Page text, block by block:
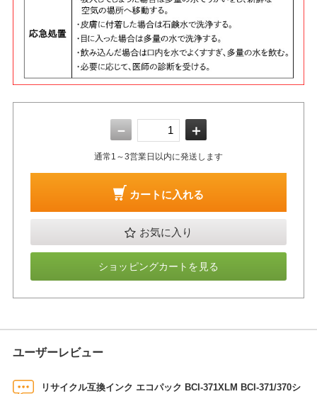
－ ＋
通常1～3営業日以内に発送します
カートに入れる
お気に入り
ショッピングカートを見る
ユーザーレビュー
リサイクル互換インク エコパック BCI-371XLM BCI-371/370シ